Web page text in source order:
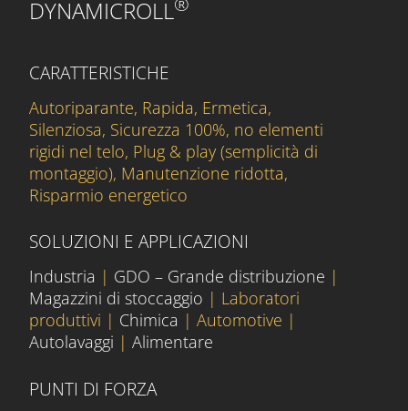
DYNAMICROLL
CARATTERISTICHE
Autoriparante, Rapida, Ermetica,
Silenziosa, Sicurezza 100%, no elementi
rigidi nel telo, Plug & play (semplicità di
montaggio), Manutenzione ridotta,
Risparmio energetico
SOLUZIONI E APPLICAZIONI
Industria | GDO – Grande distribuzione |
Magazzini di stoccaggio | Laboratori
produttivi | Chimica | Automotive |
Autolavaggi | Alimentare
PUNTI DI FORZA